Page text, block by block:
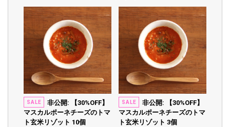
SALE
非公開: 【30%OFF】
マスカルポーネチーズのトマ
ト玄米リゾット 10個
SALE
非公開: 【30%OFF】
マスカルポーネチーズのトマ
ト玄米リゾット 3個